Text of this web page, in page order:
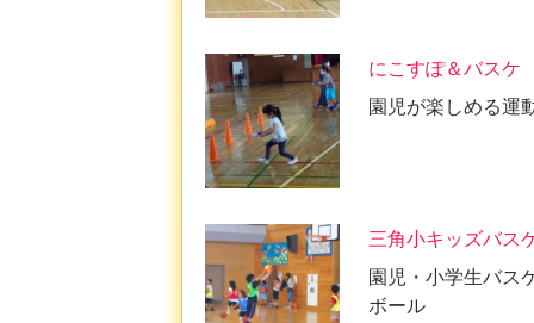
にこすぽ＆バスケ
園児が楽しめる運
三角小キッズバス
園児・小学生バス
ボール